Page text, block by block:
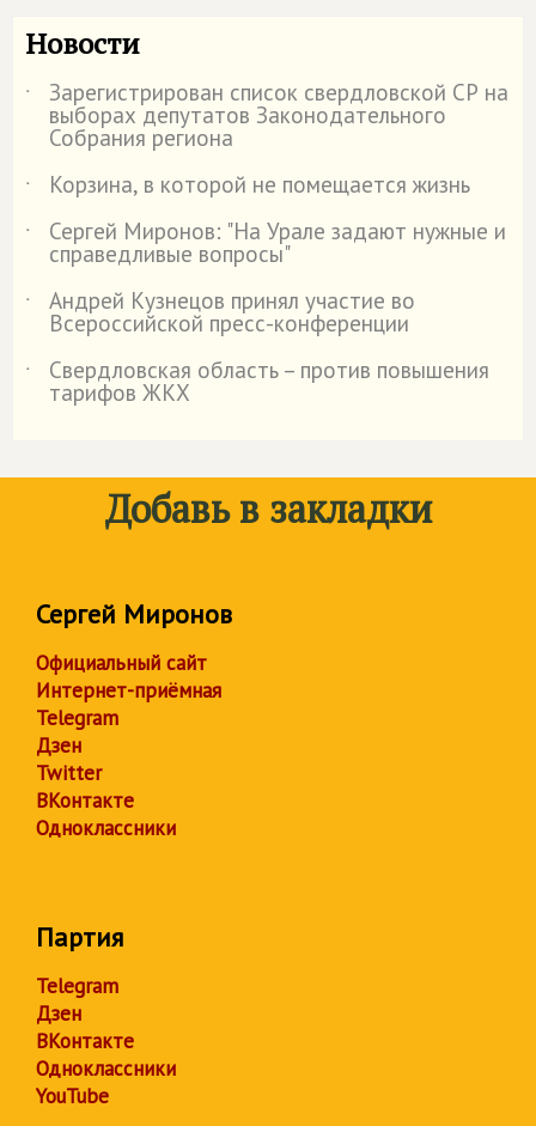
Новости
˙ Зарегистрирован список свердловской СР на
выборах депутатов Законодательного
Собрания региона
˙
Корзина, в которой не помещается жизнь
˙
Сергей Миронов: "На Урале задают нужные и
справедливые вопросы"
˙
Андрей Кузнецов принял участие во
Всероссийской пресс-конференции
˙
Свердловская область – против повышения
тарифов ЖКХ
Добавь в закладки
Сергей Миронов
Официальный сайт
Интернет-приёмная
Telegram
Дзен
Twitter
ВКонтакте
Одноклассники
Партия
Telegram
Дзен
ВКонтакте
Одноклассники
YouTube